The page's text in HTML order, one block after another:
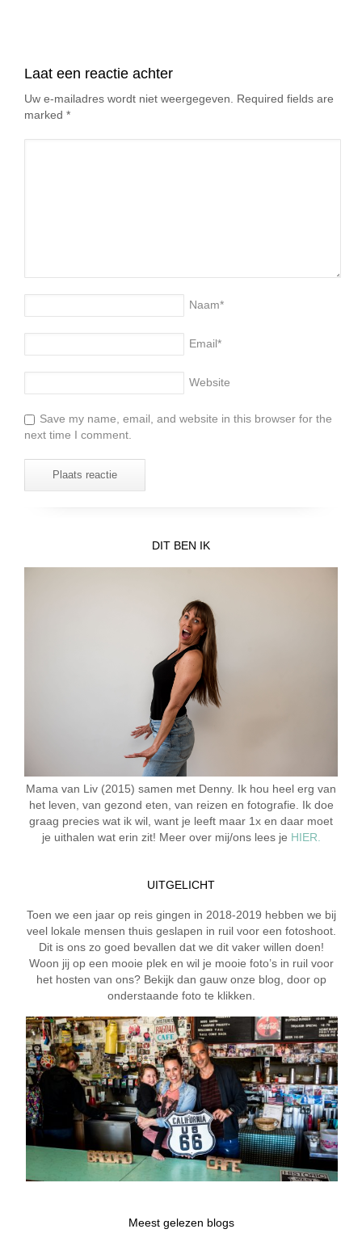
Laat een reactie achter
Uw e-mailadres wordt niet weergegeven. Required fields are
marked *
Naam*
Email*
Website
Save my name, email, and website in this browser for the
next time I comment.
DIT BEN IK
Mama van Liv (2015) samen met Denny. Ik hou heel erg van
het leven, van gezond eten, van reizen en fotografie. Ik doe
graag precies wat ik wil, want je leeft maar 1x en daar moet
je uithalen wat erin zit! Meer over mij/ons lees je HIER.
UITGELICHT
Toen we een jaar op reis gingen in 2018-2019 hebben we bij
veel lokale mensen thuis geslapen in ruil voor een fotoshoot.
Dit is ons zo goed bevallen dat we dit vaker willen doen!
Woon jij op een mooie plek en wil je mooie foto’s in ruil voor
het hosten van ons? Bekijk dan gauw onze blog, door op
onderstaande foto te klikken.
Meest gelezen blogs